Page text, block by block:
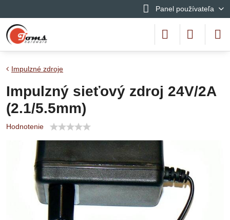
Panel používateľa
Impulzné zdroje
Impulzný sieťový zdroj 24V/2A
(2.1/5.5mm)
Hodnotenie